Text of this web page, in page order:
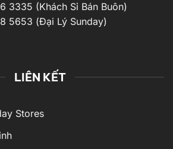
3335 (Khách Sỉ Bán Buôn)
5653 (Đại Lý Sunday)
LIÊN KẾT
Stores